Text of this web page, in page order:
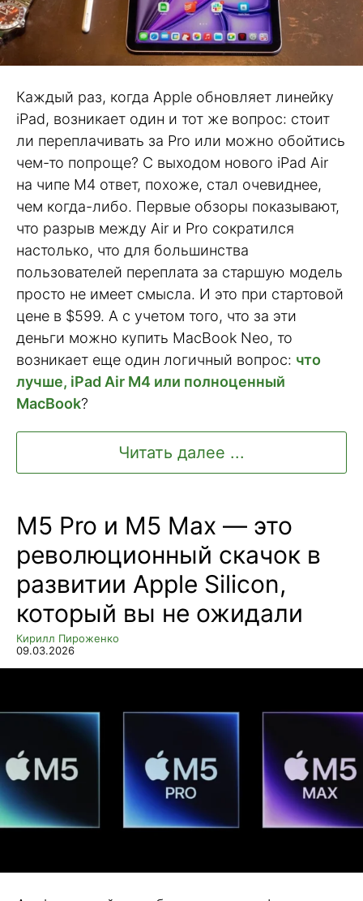
Каждый раз, когда Apple обновляет линейку
iPad, возникает один и тот же вопрос: стоит
ли переплачивать за Pro или можно обойтись
чем-то попроще? С выходом нового iPad Air
на чипе M4 ответ, похоже, стал очевиднее,
чем когда-либо. Первые обзоры показывают,
что разрыв между Air и Pro сократился
настолько, что для большинства
пользователей переплата за старшую модель
просто не имеет смысла. И это при стартовой
цене в $599. А с учетом того, что за эти
деньги можно купить MacBook Neo, то
возникает еще один логичный вопрос: что
лучше, iPad Air M4 или полноценный
MacBook?
Читать далее ...
M5 Pro и M5 Max — это
революционный скачок в
развитии Apple Silicon,
который вы не ожидали
Кирилл Пироженко
09.03.2026